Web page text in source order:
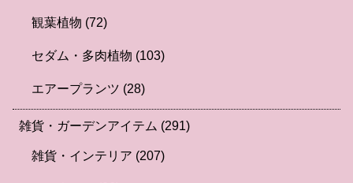
観葉植物 (72)
セダム・多肉植物 (103)
エアープランツ (28)
雑貨・ガーデンアイテム (291)
雑貨・インテリア (207)